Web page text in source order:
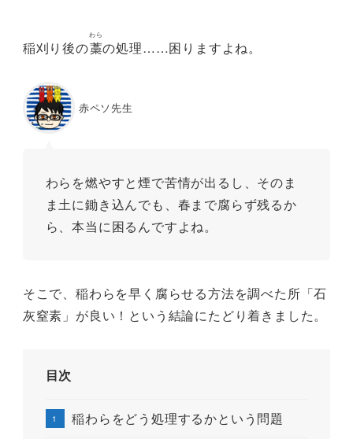
稲刈り後の藁
わら
の処理……困りますよね。
赤ペソ先生
わらを燃やすと煙で苦情が出るし、そのま
ま土に鋤き込んでも、春まで腐らず残るか
ら、本当に困るんですよね。
そこで、稲わらを早く腐らせる方法を調べた所「石
灰窒素」が良い！という結論にたどり着きました。
目次
稲わらをどう処理するかという問題